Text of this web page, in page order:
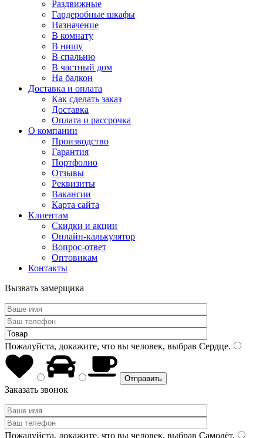
Раздвижные
Гардеробные шкафы
Назначение
В комнату
В нишу
В спальню
В частный дом
На балкон
Доставка и оплата
Как сделать заказ
Доставка
Оплата и рассрочка
О компании
Производство
Гарантия
Портфолио
Отзывы
Реквизиты
Вакансии
Карта сайта
Клиентам
Скидки и акции
Онлайн-калькулятор
Вопрос-ответ
Оптовикам
Контакты
Вызвать замерщика
Пожалуйста, докажите, что вы человек, выбрав Сердце.
Заказать звонок
Пожалуйста, докажите, что вы человек, выбрав Самолёт.